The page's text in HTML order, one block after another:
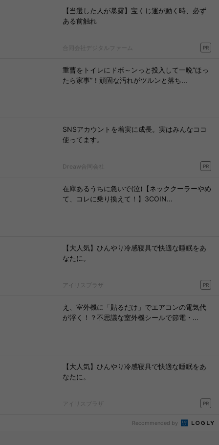
【当選した人が暴露】宝くじ運が動く時、必ず
ある前触れ
合同会社デジタルファーム PR
重曹をトイレにドボ～ンっと投入して一晩”ほっ
たら家事”！頑固な汚れがツルンと落ち...
SNSアカウントを着実に成長。実はみんなココ
使ってます。
Dreaw合同会社 PR
在庫あるうちに急いで(泣)【ネッククーラーやめ
て、コレに乗り換えて！】3COIN...
【大人気】ひんやり冷感寝具で快適な睡眠をあ
なたに。
アイリスプラザ PR
え、室外機に「貼るだけ」でエアコンの電気代
が浮く！？不思議な室外機シールで節電・...
【大人気】ひんやり冷感寝具で快適な睡眠をあ
なたに。
アイリスプラザ PR
Recommended by